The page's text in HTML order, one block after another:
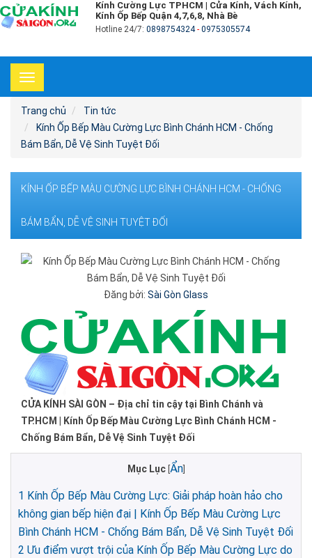
Kính Cường Lực TPHCM | Cửa Kính, Vách Kính,
Kính Ốp Bếp Quận 4,7,6,8, Nhà Bè
Hotline 24/7: 0898754324- 0975305574
Toggle
navigation
Trang chủ
Tin tức
Kính Ốp Bếp Màu Cường Lực Bình Chánh HCM - Chống
Bám Bẩn, Dễ Vệ Sinh Tuyệt Đối
KÍNH ỐP BẾP MÀU CƯỜNG LỰC BÌNH CHÁNH HCM - CHỐNG
BÁM BẨN, DỄ VỆ SINH TUYỆT ĐỐI
Đăng bởi: Sài Gòn Glass
CỬA KÍNH SÀI GÒN – Địa chỉ tin cậy tại Bình Chánh và
TP.HCM | Kính Ốp Bếp Màu Cường Lực Bình Chánh HCM -
Chống Bám Bẩn, Dễ Vệ Sinh Tuyệt Đối
Mục Lục Ẩn]
1 Kính Ốp Bếp Màu Cường Lực: Giải pháp hoàn hảo cho
không gian bếp hiện đại | Kính Ốp Bếp Màu Cường Lực
Bình Chánh HCM - Chống Bám Bẩn, Dễ Vệ Sinh Tuyệt Đối
2 Ưu điểm vượt trội của Kính Ốp Bếp Màu Cường Lực do